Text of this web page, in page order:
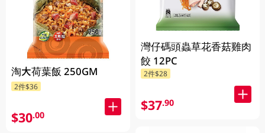
淘大荷葉飯 250GM
2件$36
$30.00
灣仔碼頭蟲草花香菇雞肉
餃 12PC
2件$28
$37.90